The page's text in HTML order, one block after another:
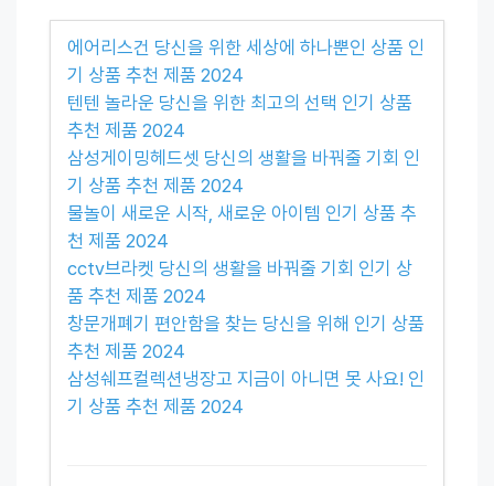
에어리스건 당신을 위한 세상에 하나뿐인 상품 인
기 상품 추천 제품 2024
텐텐 놀라운 당신을 위한 최고의 선택 인기 상품
추천 제품 2024
삼성게이밍헤드셋 당신의 생활을 바꿔줄 기회 인
기 상품 추천 제품 2024
물놀이 새로운 시작, 새로운 아이템 인기 상품 추
천 제품 2024
cctv브라켓 당신의 생활을 바꿔줄 기회 인기 상
품 추천 제품 2024
창문개폐기 편안함을 찾는 당신을 위해 인기 상품
추천 제품 2024
삼성쉐프컬렉션냉장고 지금이 아니면 못 사요! 인
기 상품 추천 제품 2024